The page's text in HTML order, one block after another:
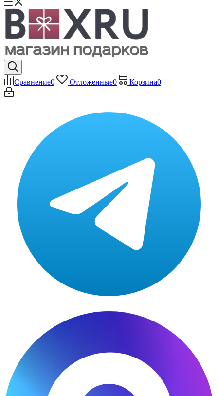
Сравнение0 Отложенные0 Корзина0